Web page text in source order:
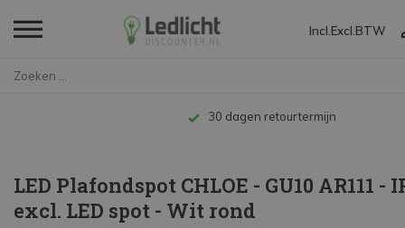
Incl. Excl. BTW
Tot 10 jaar garantie
LED Plafondspot CHLOE - GU10 AR111 -
excl. LED spot - Wit rond